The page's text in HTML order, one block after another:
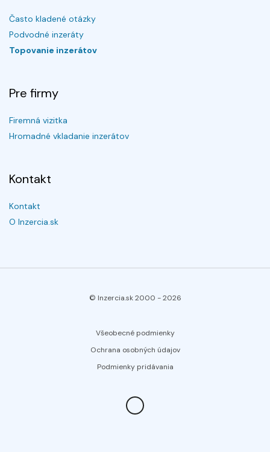
Často kladené otázky
Podvodné inzeráty
Topovanie inzerátov
Pre firmy
Firemná vizitka
Hromadné vkladanie inzerátov
Kontakt
Kontakt
O Inzercia.sk
© Inzercia.sk 2000 -2026
Všeobecné podmienky
Ochrana osobných údajov
Podmienky pridávania